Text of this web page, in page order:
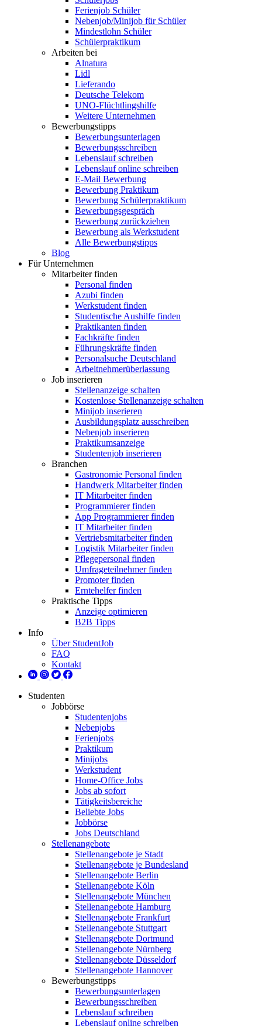
Ferienjob Schüler
Nebenjob/Minijob für Schüler
Mindestlohn Schüler
Schülerpraktikum
Arbeiten bei
Alnatura
Lidl
Lieferando
Deutsche Telekom
UNO-Flüchtlingshilfe
Weitere Unternehmen
Bewerbungstipps
Bewerbungsunterlagen
Bewerbungsschreiben
Lebenslauf schreiben
Lebenslauf online schreiben
E-Mail Bewerbung
Bewerbung Praktikum
Bewerbung Schülerpraktikum
Bewerbungsgespräch
Bewerbung zurückziehen
Bewerbung als Werkstudent
Alle Bewerbungstipps
Blog
Für Unternehmen
Mitarbeiter finden
Personal finden
Azubi finden
Werkstudent finden
Studentische Aushilfe finden
Praktikanten finden
Fachkräfte finden
Führungskräfte finden
Personalsuche Deutschland
Arbeitnehmerüberlassung
Job inserieren
Stellenanzeige schalten
Kostenlose Stellenanzeige schalten
Minijob inserieren
Ausbildungsplatz ausschreiben
Nebenjob inserieren
Praktikumsanzeige
Studentenjob inserieren
Branchen
Gastronomie Personal finden
Handwerk Mitarbeiter finden
IT Mitarbeiter finden
Programmierer finden
App Programmierer finden
IT Mitarbeiter finden
Vertriebsmitarbeiter finden
Logistik Mitarbeiter finden
Pflegepersonal finden
Umfrageteilnehmer finden
Promoter finden
Erntehelfer finden
Praktische Tipps
Anzeige optimieren
B2B Tipps
Info
Über StudentJob
FAQ
Kontakt
Studenten
Jobbörse
Studentenjobs
Nebenjobs
Ferienjobs
Praktikum
Minijobs
Werkstudent
Home-Office Jobs
Jobs ab sofort
Tätigkeitsbereiche
Beliebte Jobs
Jobbörse
Jobs Deutschland
Stellenangebote
Stellenangebote je Stadt
Stellenangebote je Bundesland
Stellenangebote Berlin
Stellenangebote Köln
Stellenangebote München
Stellenangebote Hamburg
Stellenangebote Frankfurt
Stellenangebote Stuttgart
Stellenangebote Dortmund
Stellenangebote Nürnberg
Stellenangebote Düsseldorf
Stellenangebote Hannover
Bewerbungstipps
Bewerbungsunterlagen
Bewerbungsschreiben
Lebenslauf schreiben
Lebenslauf online schreiben